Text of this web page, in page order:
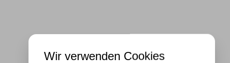
Wir verwenden Cookies